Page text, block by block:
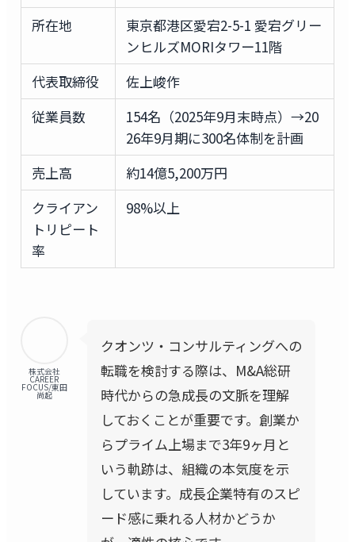
所在地
東京都港区愛宕2-5-1 愛宕グリー
ンヒルズMORIタワー11階
代表取締役
佐上峻作
従業員数
154名（2025年9月末時点）→20
26年9月期に300名体制を計画
売上高
約14億5,200万円
クライアン
トリピート
率
98%以上
株式会社
CAREER
FOCUS/東田
尚起
クオンツ・コンサルティングへの
転職を検討する際は、M&A総研
時代からの急成長の文脈を理解
しておくことが重要です。創業か
らプライム上場まで3年9ヶ月と
いう軌跡は、組織の本気度を示
しています。成長企業特有のスピ
ード感に乗れる人材かどうか